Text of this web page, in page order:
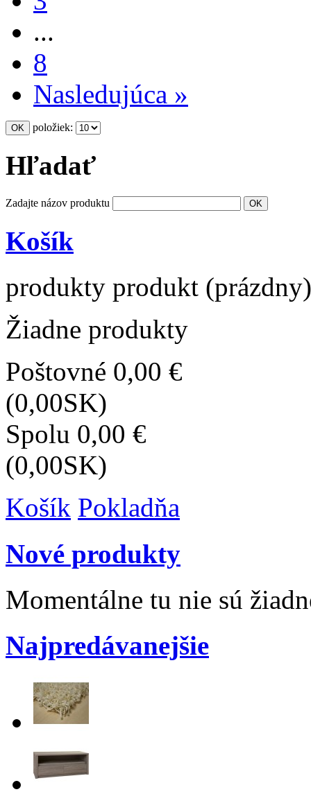
...
8
Nasledujúca »
položiek:
Hľadať
Zadajte názov produktu
Košík
produkty produkt (prázdny)
Žiadne produkty
Poštovné 0,00 €
(0,00SK)
Spolu 0,00 €
(0,00SK)
Košík Pokladňa
Nové produkty
Momentálne tu nie sú
Najpredávanejšie